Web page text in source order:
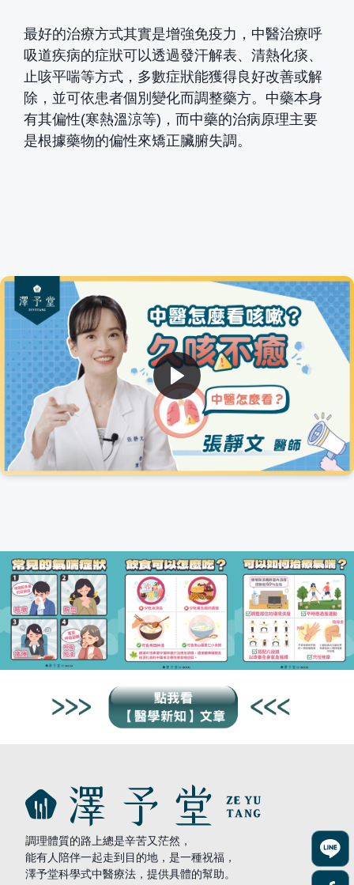
最好的治療方式其實是增強免疫力，中醫治療呼
吸道疾病的症狀可以透過發汗解表、清熱化痰、
止咳平喘等方式，多數症狀能獲得良好改善或解
除，並可依患者個別變化而調整藥方。中藥本身
有其偏性(寒熱溫涼等)，而中藥的治病原理主要
是根據藥物的偏性來矯正臟腑失調。
調理體質的路上總是辛苦又茫然，
能有人陪伴一起走到目的地，是一種祝福，
澤予堂科學式中醫療法，提供具體的幫助。